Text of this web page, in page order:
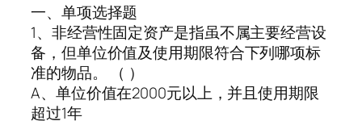
一、单项选择题
1、非经营性固定资产是指虽不属主要经营设
备，但单位价值及使用期限符合下列哪项标
准的物品。 （ ）
A、单位价值在2000元以上，并且使用期限
超过1年